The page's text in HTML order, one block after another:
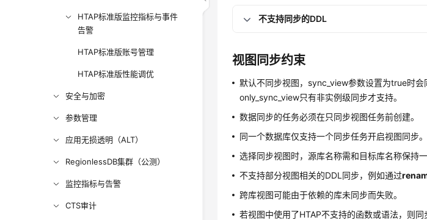
HTAP标准版监控指标与事件
告警
HTAP标准版账号管理
HTAP标准版性能调优
安全与加密
参数管理
应用无损透明（ALT）
RegionlessDB集群（公测）
监控指标与告警
CTS审计
不支持同步的DDL
视图同步约束
默认不同步视图，sync_view参数设置为true时会
only_sync_view只有非实例级同步才支持。
数据同步的任务必须在只同步视图任务前创建。
同一个数据库仅支持一个同步任务开启视图同步。
选择同步视图时，源库名称需和目标库名称保持一
不支持部分视图相关的DDL同步，例如通过
跨库视图可能由于依赖的库未同步而失败。
若视图中使用了HTAP不支持的函数或语法，则同